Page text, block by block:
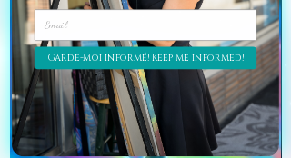
Garde-moi informé! Keep me informed!